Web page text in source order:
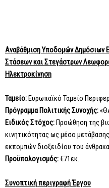
Αναβάθμιση Υποδομών Δημόσιων
Στάσεων και Στεγάστρων
Ηλεκτροκίνηση
Ταμείο:Ευρωπαϊκό Ταμείο
Πρόγραμμα Πολιτικής Συνοχής:
Ειδικός Στόχος:Προώθηση της
κινητικότητας ως μέσο
εκπομπών διοξειδίου του
Προϋπολογισμός:€71εκ.
Συνοπτική περιγραφή Έργου